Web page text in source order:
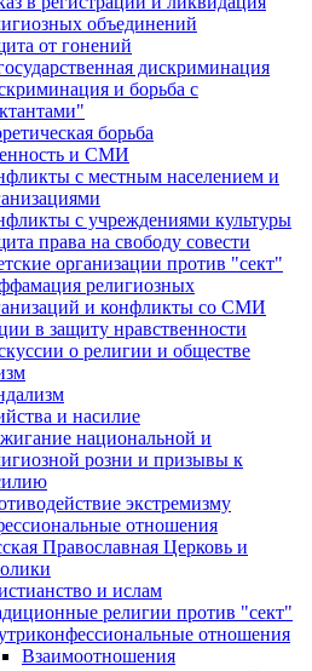
объединений
от гонений
дискриминация
и борьба с
борьба
и СМИ
с местным населением и
с учреждениями культуры
права на свободу совести
организации против "сект"
религиозных
и конфликты со СМИ
в защиту нравственности
о религии и обществе
и насилие
национальной и
розни и призывы к
экстремизму
отношения
Православная Церковь и
и ислам
религии против "сект"
отношения
Взаимоотношения